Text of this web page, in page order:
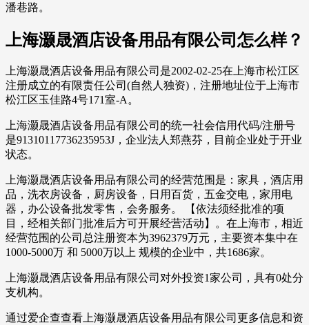
潘巷路。
上海灏晟酒店设备用品有限公司怎么样？
上海灏晟酒店设备用品有限公司是2002-02-25在上海市松江区
注册成立的有限责任公司(自然人独资)，注册地址位于上海市
松江区玉佳路4号171室-A。
上海灏晟酒店设备用品有限公司的统一社会信用代码/注册号
是91310117736235953J，企业法人郑燕芬，目前企业处于开业
状态。
上海灏晟酒店设备用品有限公司的经营范围是：家具，酒店用
品，洗衣房设备，厨房设备，日用百货，五金交电，家用电
器，办公设备批发零售，会务服务。 【依法须经批准的项
目，经相关部门批准后方可开展经营活动】。在上海市，相近
经营范围的公司总注册资本为3962379万元，主要资本集中在
1000-5000万 和 5000万以上 规模的企业中，共1686家。
上海灏晟酒店设备用品有限公司对外投资1家公司，具有0处分
支机构。
通过爱企查查看上海灏晟酒店设备用品有限公司更多信息和资